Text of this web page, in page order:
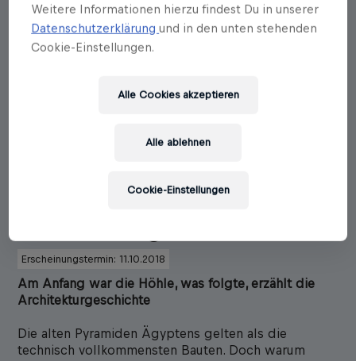
Erscheinungstermin: 11.10.2018
Am Anfang war die Höhle, was folgte, erzählt die
Architekturgeschichte
Die alten Pyramiden Ägyptens gelten als die
technisch vollkommensten Bauten. Doch warum
Weitere Informationen hierzu findest Du in unserer
Datenschutzerklärungund in den unten stehenden
Cookie-Einstellungen.
Alle ablehnen
Alle Cookies akzeptieren
Cookie-Einstellungen